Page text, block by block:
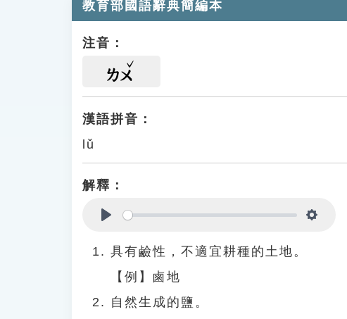
教育部國語辭典簡編本
注音：
ㄌㄨ
漢語拼音：
lǔ
解釋：
具有鹼性，不適宜耕種的土地。
【例】鹵地
自然生成的鹽。